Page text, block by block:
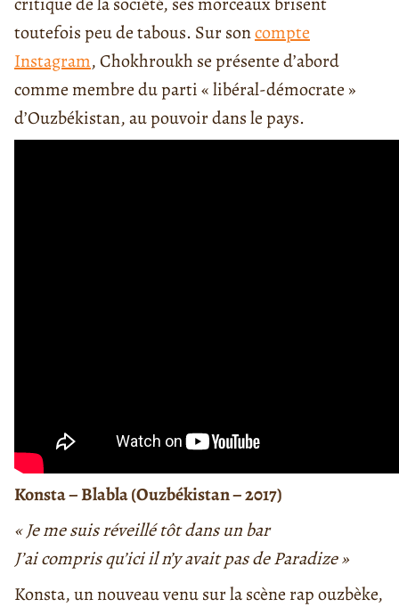
toutefois peu de tabous. Sur soncompte
Instagram, Chokhroukh se présente d’abord
comme membre du parti « libéral-démocrate »
d’Ouzbékistan, au pouvoir dans le pays.
Konsta – Blabla (Ouzbékistan – 2017)
« Je me suis réveillé tôt dans un bar
J’ai compris qu’ici il n’y avait pas de Paradize »
Konsta, un nouveau venu sur la scène rap ouzbèke,